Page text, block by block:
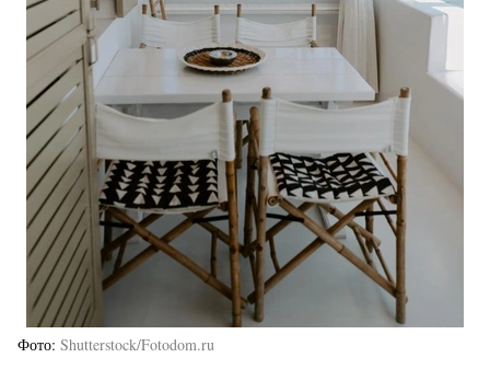
Фото Shutterstock/Fotodom.ru